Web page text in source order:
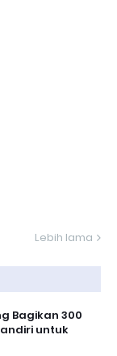
Lebih lama
Bagikan 300
untuk